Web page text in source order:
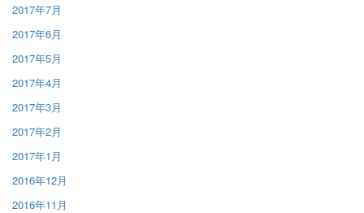
2017年7月
2017年6月
2017年5月
2017年4月
2017年3月
2017年2月
2017年1月
2016年12月
2016年11月